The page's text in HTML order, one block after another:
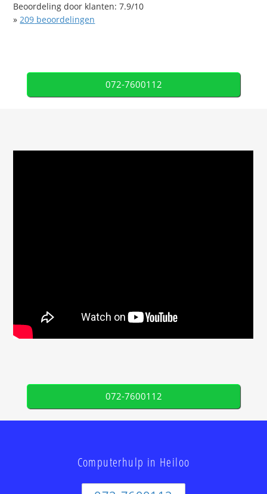
Beoordeling door klanten:7.9/10
»209 beoordelingen
072-7600112
072-7600112
Computerhulp in Heiloo